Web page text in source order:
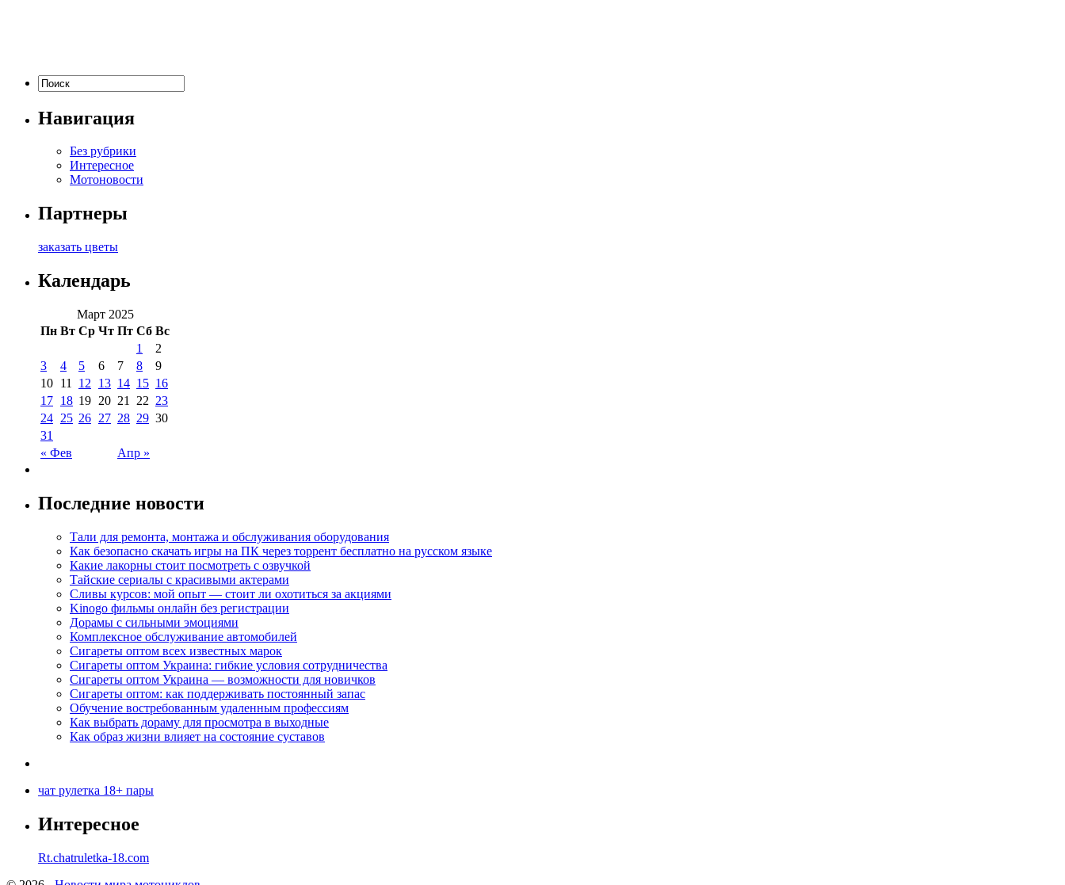
Навигация
Без рубрики
Интересное
Мотоновости
Партнеры
заказать цветы
Календарь
Март 2025
Пн Вт Ср Чт Пт Сб Вс
« Фев Апр »
1
2
3
4 5 6 7 8
9
10 11 12 13 14 15 16
17 18 19 20 21 22 23
24 25 26 27 28 29 30
31
Последние новости
Тали для ремонта, монтажа и обслуживания оборудования
Как безопасно скачать игры на ПК через торрент бесплатно на русском языке
Какие лакорны стоит посмотреть с озвучкой
Тайские сериалы с красивыми актерами
Сливы курсов: мой опыт — стоит ли охотиться за акциями
Kinogo фильмы онлайн без регистрации
Дорамы с сильными эмоциями
Комплексное обслуживание автомобилей
Сигареты оптом всех известных марок
Сигареты оптом Украина: гибкие условия сотрудничества
Сигареты оптом Украина — возможности для новичков
Сигареты оптом: как поддерживать постоянный запас
Обучение востребованным удаленным профессиям
Как выбрать дораму для просмотра в выходные
Как образ жизни влияет на состояние суставов
чат рулетка 18+ пары
Интересное
Rt.chatruletka-18.com